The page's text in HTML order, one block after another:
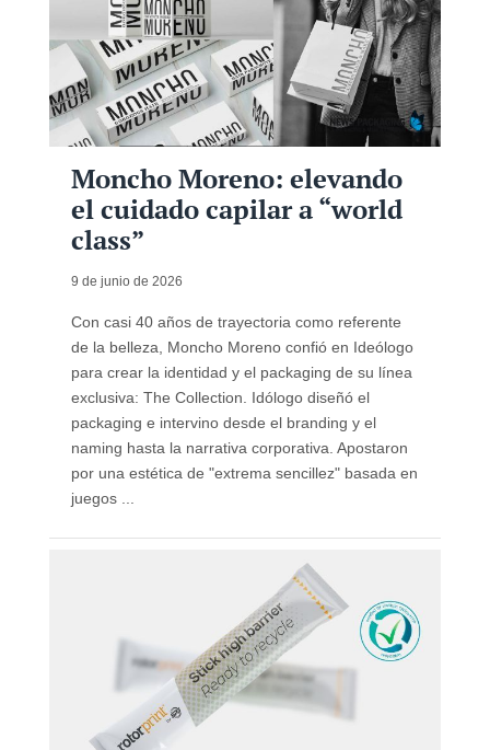
Moncho Moreno: elevando
el cuidado capilar a “world
class”
9 de junio de 2026
Con casi 40 años de trayectoria como referente
de la belleza, Moncho Moreno confió en Ideólogo
para crear la identidad y el packaging de su línea
exclusiva: The Collection. Idólogo diseñó el
packaging e intervino desde el branding y el
naming hasta la narrativa corporativa. Apostaron
por una estética de "extrema sencillez" basada en
juegos ...